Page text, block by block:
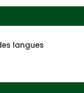
langues